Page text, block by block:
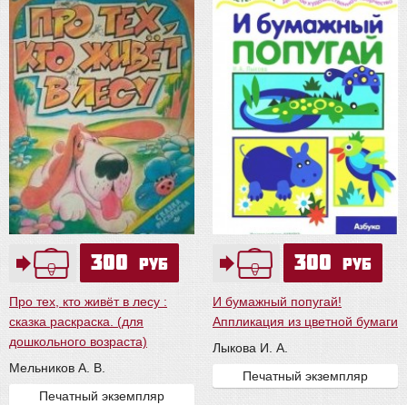
300 руб
Про тех, кто живёт в лесу :
сказка раскраска. (для
дошкольного возраста)
Мельников А. В.
Печатный экземпляр
300 руб
И бумажный попугай!
Аппликация из цветной бумаги
Лыкова И. А.
Печатный экземпляр